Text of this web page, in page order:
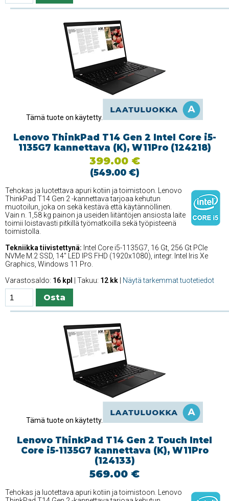
Tämä tuote on käytetty.
Lenovo ThinkPad T14 Gen 2 Intel Core i5-
1135G7 kannettava (K), W11Pro (124218)
399.00 €
(549.00 €)
Tehokas ja luotettava apuri kotiin ja toimistoon. Lenovo
ThinkPad T14 Gen 2 -kannettava tarjoaa kehutun
muotoilun, joka on sekä kestävä että käytännöllinen.
Vain n. 1,58 kg painon ja useiden liitäntöjen ansiosta laite
toimii loistavasti pitkillä työmatkoilla sekä työpisteenä
toimistolla.
Tekniikka tiivistettynä: Intel Core i5-1135G7, 16 Gt, 256 Gt PCIe
NVMe M.2 SSD, 14'' LED IPS FHD (1920x1080), integr. Intel Iris Xe
Graphics, Windows 11 Pro.
Varastosaldo: 16 kpl | Takuu: 12 kk Näytä tarkemmat tuotetiedot
Tämä tuote on käytetty.
Lenovo ThinkPad T14 Gen 2 Touch Intel
Core i5-1135G7 kannettava (K), W11Pro
(124133)
569.00 €
Tehokas ja luotettava apuri kotiin ja toimistoon. Lenovo